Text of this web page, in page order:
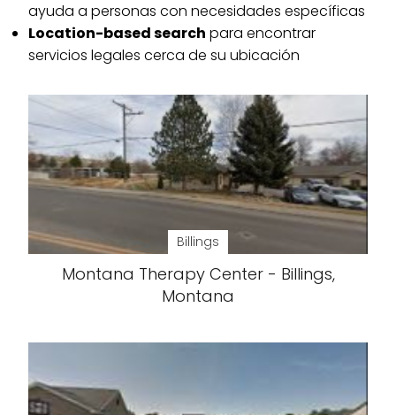
ayuda a personas con necesidades específicas
Location-based search para encontrar
servicios legales cerca de su ubicación
Billings
Montana Therapy Center - Billings,
Montana